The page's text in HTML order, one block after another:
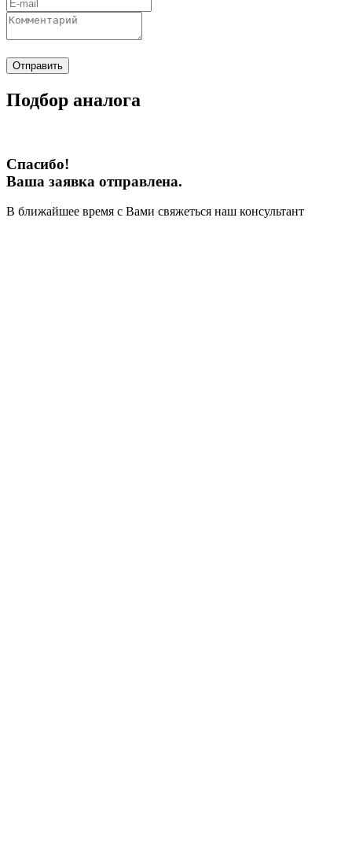
Отправить
Подбор аналога
Спасибо!
Ваша заявка отправлена.
В ближайшее время с Вами свяжеться наш консультант